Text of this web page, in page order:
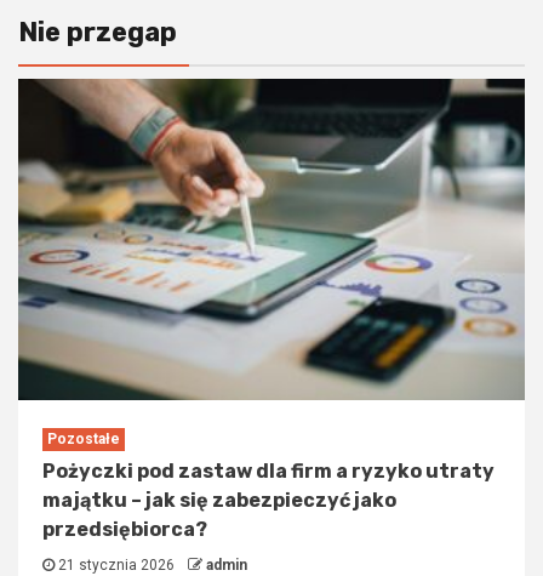
Nie przegap
Pozostałe
Pożyczki pod zastaw dla firm a ryzyko utraty
majątku – jak się zabezpieczyć jako
przedsiębiorca?
21 stycznia 2026 admin